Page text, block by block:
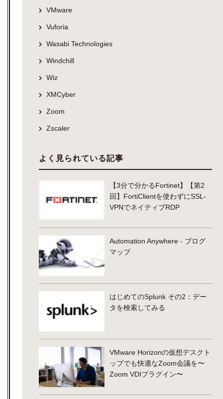
VMware
Vuforia
Wasabi Technologies
Windchill
Wiz
XMCyber
Zoom
Zscaler
よく見られている記事
【3分で分かるFortinet】【第2
回】FortiClientを使わずにSSL-
VPNでネイティブRDP
Automation Anywhere - ブログ
マップ
はじめてのSplunk その2：デー
タを検索してみる
VMware Horizonの仮想デスクト
ップでも快適なZoom会議を〜
Zoom VDIプラグイン〜